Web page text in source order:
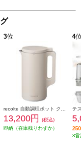
3位
13,200円
(税込)
即納（在庫残りわずか）
4
3営